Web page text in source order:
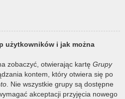
użytkowników i jak można
zobaczyć, otwierając kartę Grupy
kontem, który otwiera się po
. Nie wszystkie grupy są dostępne
akceptacji przyjęcia nowego